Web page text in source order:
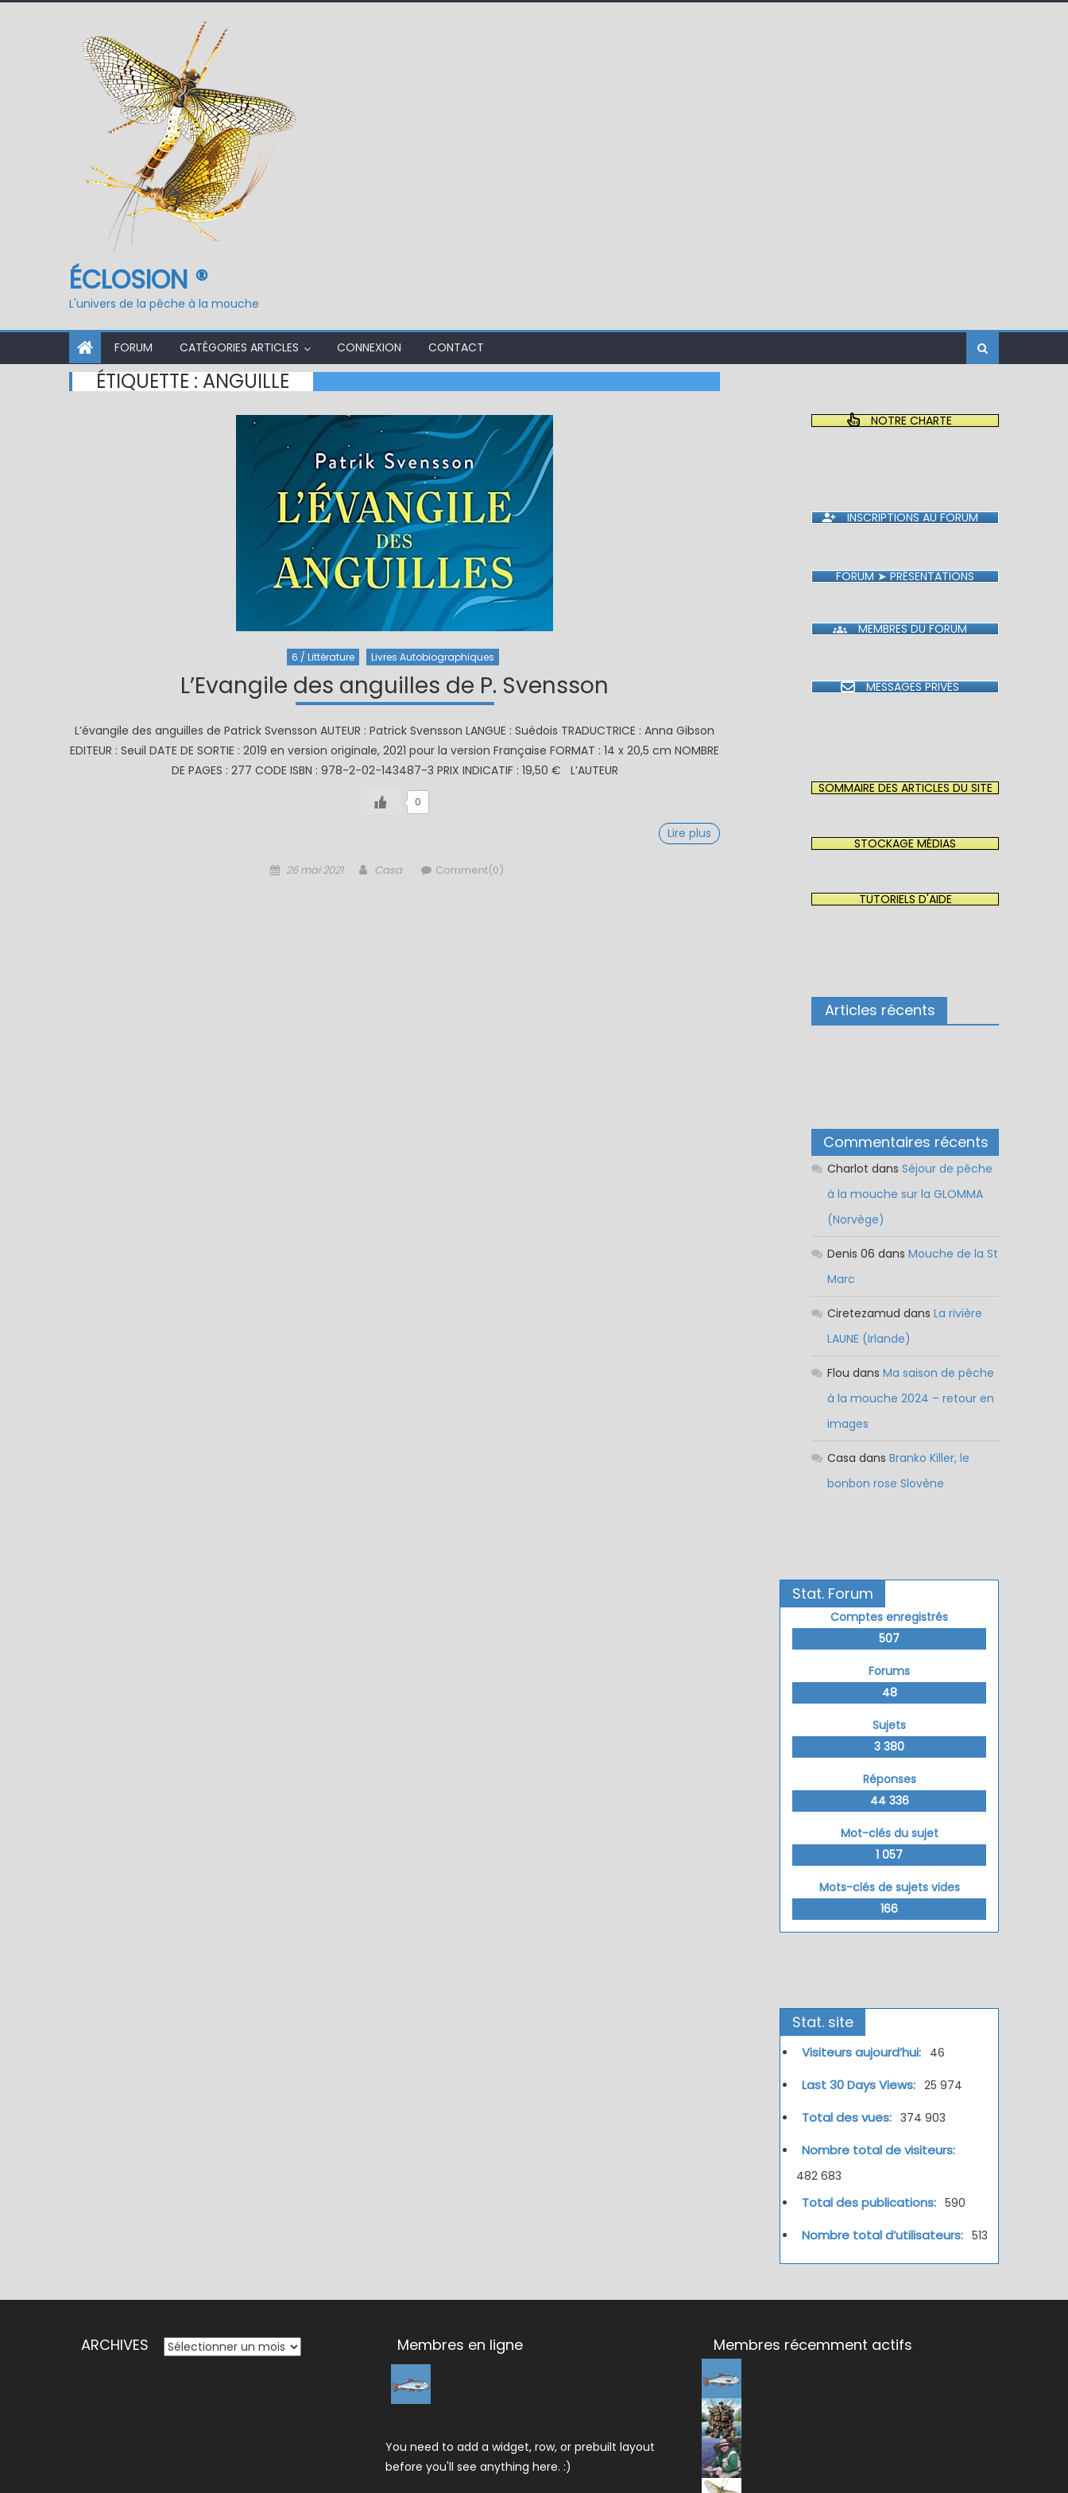
ÉCLOSION ®
L'univers de la pêche à la mouche
FORUM CATÉGORIES ARTICLES CONNEXION CONTACT
ÉTIQUETTE : ANGUILLE
6 / Littérature Livres Autobiographiques
L’Evangile des anguilles de P. Svensson
L’évangile des anguilles de Patrick Svensson AUTEUR : Patrick Svensson LANGUE : Suédois TRADUCTRICE : Anna Gibson
EDITEUR : Seuil DATE DE SORTIE : 2019 en version originale, 2021 pour la version Française FORMAT : 14 x 20,5 cm NOMBRE
DE PAGES : 277 CODE ISBN : 978-2-02-143487-3 PRIX INDICATIF : 19,50 € L’AUTEUR
0
Lire plus
Posted
26 mai 2021 Author
Casa Comment(0)
NOTRE CHARTE
INSCRIPTIONS AU FORUM
FORUM ➤ PRÉSENTATIONS
MEMBRES DU FORUM
MESSAGES PRIVÉS
SOMMAIRE DES ARTICLES DU SITE
STOCKAGE MÉDIAS
TUTORIELS D'AIDE
Articles récents
Commentaires récents
Charlot dansSéjour de pêche
à la mouche sur la GLOMMA
(Norvège)
Denis 06 dansMouche de la St
Marc
Ciretezamud dansLa rivière
LAUNE (Irlande)
Flou dansMa saison de pêche
à la mouche 2024 – retour en
images
Casa dansBranko Killer, le
bonbon rose Slovène
Stat. Forum
Comptes enregistrés
507
Forums
48
Sujets
3 380
Réponses
44 336
Mot-clés du sujet
1 057
Mots-clés de sujets vides
166
Stat. site
Visiteurs aujourd’hui: 46
Last 30 Days Views: 25 974
Total des vues: 374 903
Nombre total de visiteurs:
482 683
Total des publications: 590
Nombre total d’utilisateurs: 513
ARCHIVES ARCHIVES Membres en ligne
You need to add a widget, row, or prebuilt layout
before you'll see anything here. :)
Membres récemment actifs